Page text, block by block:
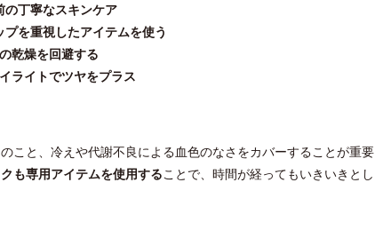
の丁寧なスキンケア
を重視したアイテムを使う
乾燥を回避する
ライトでツヤをプラス
こと、冷えや代謝不良による血色のなさをカバーすることが重要
も専用アイテムを使用することで、時間が経ってもいきいきとし